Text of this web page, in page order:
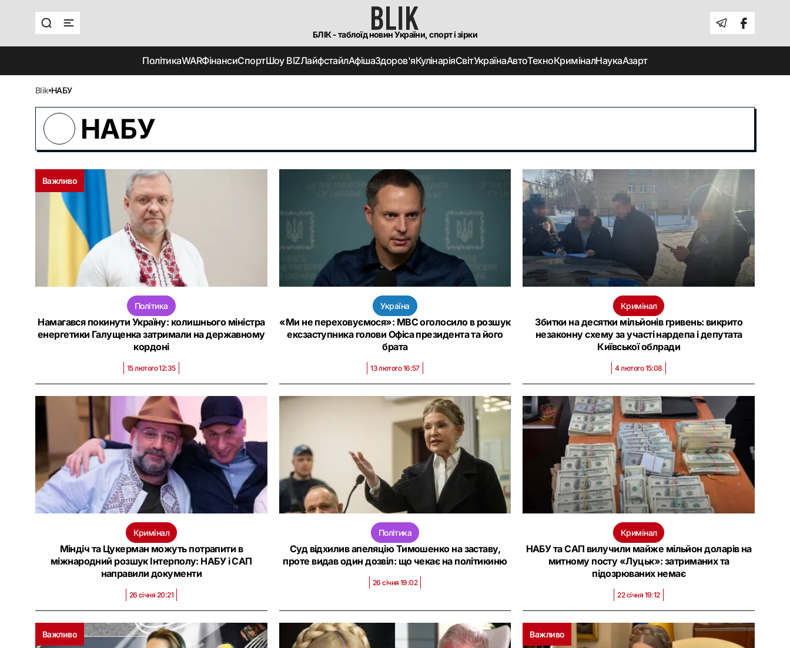
БЛІК - таблоїд новин України, спорт і зірки
ПолітикаWARФінансиСпортШоу BIZЛайфстайлАфішаЗдоров'яКулінаріяСвітУкраїнаАвтоТехноКриміналНаукаАзарт
blik НАБУ
НАБУ
Важливо
Політика
Намагався покинути Україну: колишнього міністра
енергетики Галущенка затримали на державному
кордоні
15 лютого 12:35
Україна
«Ми не переховуємося»: МВС оголосило в розшук
ексзаступника голови Офіса президента та його
брата
13 лютого 16:57
Кримінал
Збитки на десятки мільйонів гривень: викрито
незаконну схему за участі нардепа і депутата
Київської облради
4 лютого 15:08
Кримінал
Міндіч та Цукерман можуть потрапити в
міжнародний розшук Інтерполу: НАБУ і САП
направили документи
26 січня 20:21
Політика
Суд відхилив апеляцію Тимошенко на заставу,
проте видав один дозвіл: що чекає на політикиню
26 січня 19:02
Кримінал
НАБУ та САП вилучили майже мільйон доларів на
митному посту «Луцьк»: затриманих та
підозрюваних немає
22 січня 19:12
Важливо Важливо